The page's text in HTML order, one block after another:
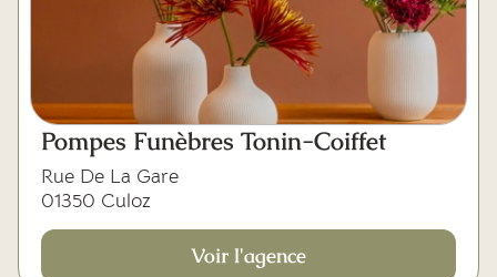
Pompes Funèbres Tonin-Coiffet
Rue De La Gare
01350 Culoz
Voir l'agence